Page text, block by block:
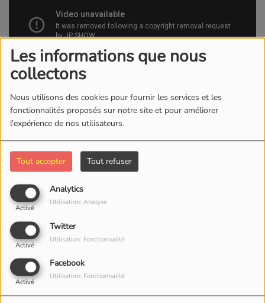
Les informations que nous
collectons
Nous utilisons des cookies pour fournir les services et les
fonctionnalités proposés sur notre site et pour améliorer
l'expérience de nos utilisateurs.
Tout accepter Tout refuser
Analytics
Activé
Utilisation: Analyse
Twitter
Activé
Utilisation: Fonctionnalité
Facebook
Activé
Utilisation: Fonctionnalité
16 JANVIER 2018 - 5412 VUES
KWI RADIO/TV
Commentaires(0)
SE CONNECTER